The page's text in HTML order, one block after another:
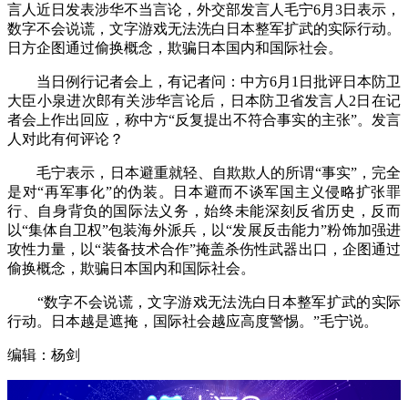
言人近日发表涉华不当言论，外交部发言人毛宁6月3日表示，
数字不会说谎，文字游戏无法洗白日本整军扩武的实际行动。
日方企图通过偷换概念，欺骗日本国内和国际社会。
当日例行记者会上，有记者问：中方6月1日批评日本防卫
大臣小泉进次郎有关涉华言论后，日本防卫省发言人2日在记
者会上作出回应，称中方“反复提出不符合事实的主张”。发言
人对此有何评论？
毛宁表示，日本避重就轻、自欺欺人的所谓“事实”，完全
是对“再军事化”的伪装。日本避而不谈军国主义侵略扩张罪
行、自身背负的国际法义务，始终未能深刻反省历史，反而
以“集体自卫权”包装海外派兵，以“发展反击能力”粉饰加强进
攻性力量，以“装备技术合作”掩盖杀伤性武器出口，企图通过
偷换概念，欺骗日本国内和国际社会。
“数字不会说谎，文字游戏无法洗白日本整军扩武的实际
行动。日本越是遮掩，国际社会越应高度警惕。”毛宁说。
编辑：杨剑